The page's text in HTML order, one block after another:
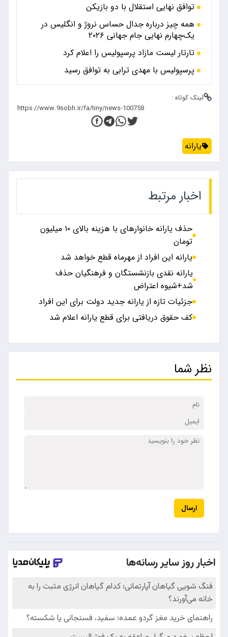
توافق نهایی استقلال با دو بازیکن
همه چیز درباره جدال حساس نروژ و انگلیس در
یک‌چهارم نهایی جام جهانی ۲۰۲۶
تارتار لیست مازاد پرسپولیس را اعلام کرد
پرسپولیس با مهدی ترابی به توافق رسید
لینک کوتاه :
یارانه
اخبار مرتبط
حذف یارانه خانوارهای با هزینه بالای ۱۰ میلیون
تومان
یارانه این افراد از مهرماه قطع خواهد شد
یارانه نقدی بازنشستگان و فرهنگیان حذف
شد+شیوه اعتراض
جزئیات تازه از یارانه جدید دولت برای این افراد
کف حقوق دریافتی برای قطع یارانه اعلام شد
نظر شما
ارسال